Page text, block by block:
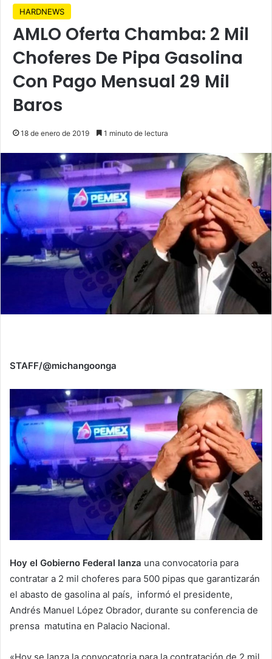
HARDNEWS
AMLO Oferta Chamba: 2 Mil
Choferes De Pipa Gasolina
Con Pago Mensual 29 Mil
Baros
18 de enero de 2019 1 minuto de lectura
STAFF/@michangoonga
Hoy el Gobierno Federal lanza una convocatoria para
contratar a 2 mil choferes para 500 pipas que garantizarán
el abasto de gasolina al país, informó el presidente,
Andrés Manuel López Obrador, durante su conferencia de
prensa matutina en Palacio Nacional.
«Hoy se lanza la convocatoria para la contratación de 2 mil